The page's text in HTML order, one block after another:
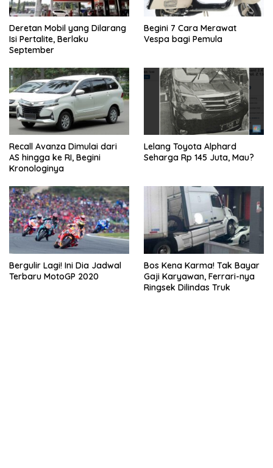
Deretan Mobil yang Dilarang
Isi Pertalite, Berlaku
September
Begini 7 Cara Merawat
Vespa bagi Pemula
Recall Avanza Dimulai dari
AS hingga ke RI, Begini
Kronologinya
Lelang Toyota Alphard
Seharga Rp 145 Juta, Mau?
Bergulir Lagi! Ini Dia Jadwal
Terbaru MotoGP 2020
Bos Kena Karma! Tak Bayar
Gaji Karyawan, Ferrari-nya
Ringsek Dilindas Truk